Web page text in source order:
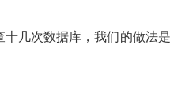
次数据库，我们的做法是：